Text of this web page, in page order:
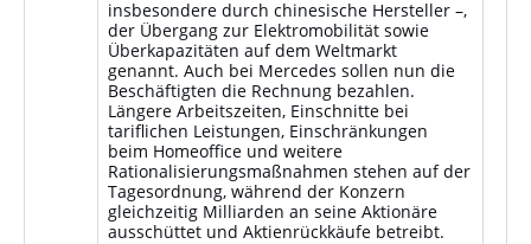
insbesondere durch chinesische Hersteller –,
der Übergang zur Elektromobilität sowie
Überkapazitäten auf dem Weltmarkt
genannt. Auch bei Mercedes sollen nun die
Beschäftigten die Rechnung bezahlen.
Längere Arbeitszeiten, Einschnitte bei
tariflichen Leistungen, Einschränkungen
beim Homeoffice und weitere
Rationalisierungsmaßnahmen stehen auf der
Tagesordnung, während der Konzern
gleichzeitig Milliarden an seine Aktionäre
ausschüttet und Aktienrückkäufe betreibt.